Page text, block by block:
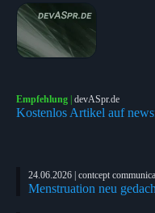
Empfehlung | devASpr.de
Kostenlos Artikel auf
24.06.2026 | contcept
Menstruation neu